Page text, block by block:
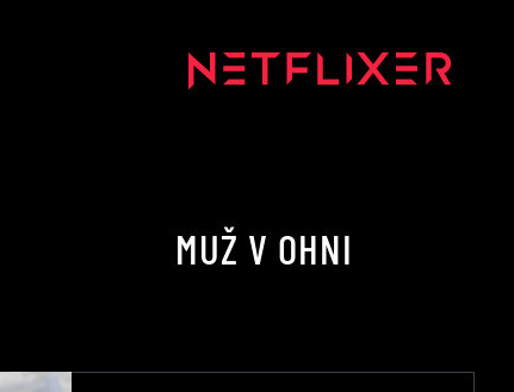
MUŽ V OHNI